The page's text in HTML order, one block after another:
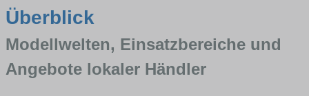
Überblick
Modellwelten, Einsatzbereiche und
Angebote lokaler Händler